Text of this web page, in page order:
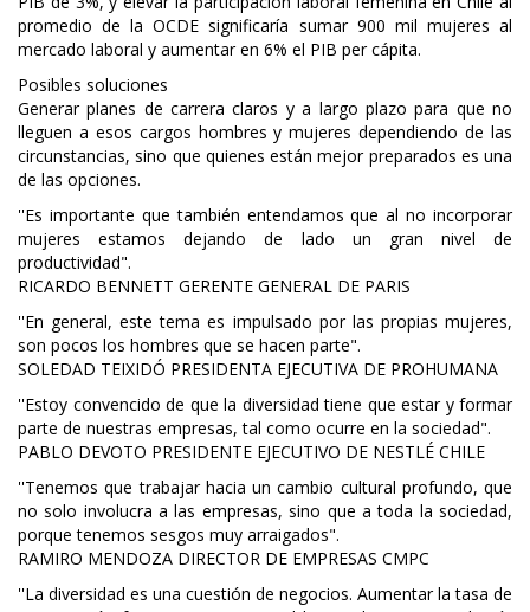
promedio de la OCDE significaría sumar 900 mil mujeres al
mercado laboral y aumentar en 6% el PIB per cápita.
Posibles soluciones
Generar planes de carrera claros y a largo plazo para que no
lleguen a esos cargos hombres y mujeres dependiendo de las
circunstancias, sino que quienes están mejor preparados es una
de las opciones.
''Es importante que también entendamos que al no incorporar
mujeres estamos dejando de lado un gran nivel de
productividad".
RICARDO BENNETT GERENTE GENERAL DE PARIS
''En general, este tema es impulsado por las propias mujeres,
son pocos los hombres que se hacen parte".
SOLEDAD TEIXIDÓ PRESIDENTA EJECUTIVA DE PROHUMANA
''Estoy convencido de que la diversidad tiene que estar y formar
parte de nuestras empresas, tal como ocurre en la sociedad".
PABLO DEVOTO PRESIDENTE EJECUTIVO DE NESTLÉ CHILE
''Tenemos que trabajar hacia un cambio cultural profundo, que
no solo involucra a las empresas, sino que a toda la sociedad,
porque tenemos sesgos muy arraigados".
RAMIRO MENDOZA DIRECTOR DE EMPRESAS CMPC
''La diversidad es una cuestión de negocios. Aumentar la tasa de